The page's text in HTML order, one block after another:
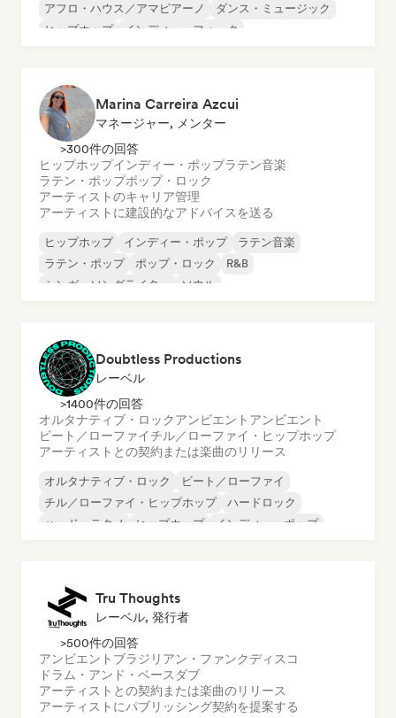
アフロ・ハウス／アマピアーノ
ダンス・ミュージック
ヒップホップ
インディー・フォーク
Marina Carreira Azcui
マネージャー, メンター
>300件の回答
ヒップホップインディー・ポップラテン音楽
ラテン・ポップポップ・ロック
アーティストのキャリア管理
アーティストに建設的なアドバイスを送る
ヒップホップ インディー・ポップ
ラテン音楽
ラテン・ポップ
ポップ・ロック
R&B
シンガーソングライター
ソウル
Doubtless Productions
レーベル
>1400件の回答
オルタナティブ・ロックアンビエント アンビエント
ビート／ローファイチル／ローファイ・ヒップホップ
アーティストとの契約または楽曲のリリース
オルタナティブ・ロック
ビート／ローファイ
チル／ローファイ・ヒップホップ
ハードロック
ハード・テクノ
ヒップホップ
インディー・ポップ
Tru Thoughts
レーベル, 発行者
>500件の回答
アンビエント ブラジリアン・ファンクディスコ
ドラム・アンド・ベース ダブ
アーティストとの契約または楽曲のリリース
アーティストにパブリッシング契約を提案する